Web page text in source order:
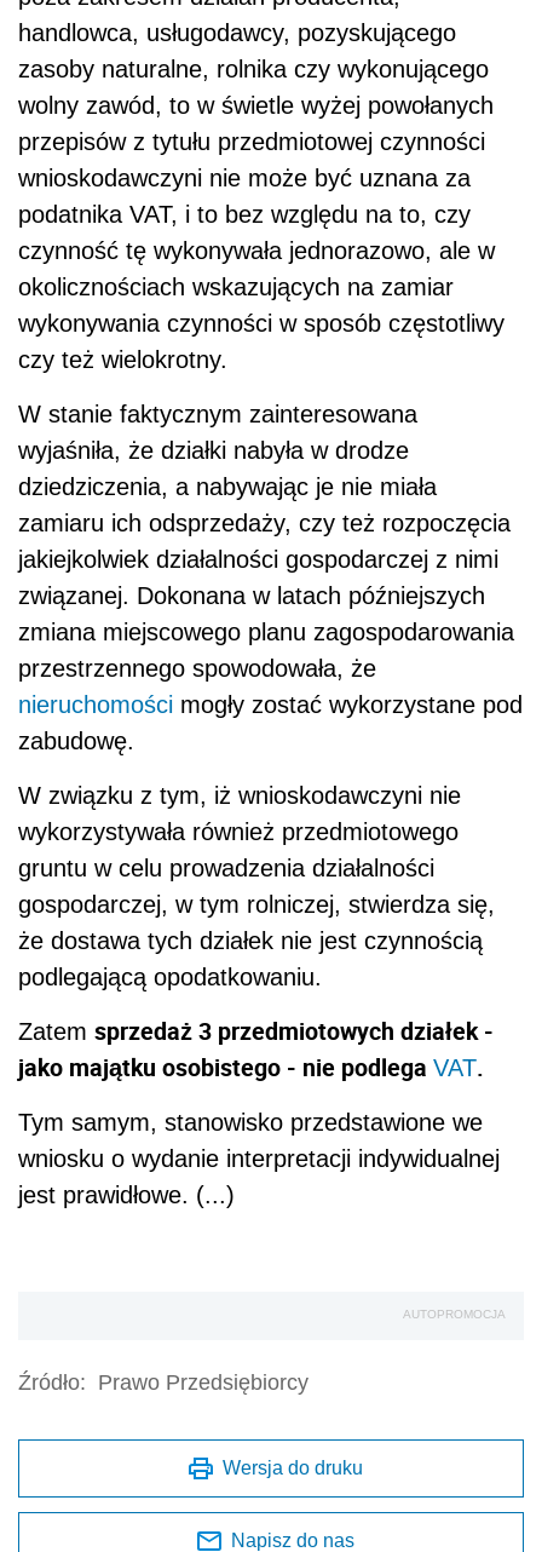
handlowca, usługodawcy, pozyskującego
zasoby naturalne, rolnika czy wykonującego
wolny zawód, to w świetle wyżej powołanych
przepisów z tytułu przedmiotowej czynności
wnioskodawczyni nie może być uznana za
podatnika VAT, i to bez względu na to, czy
czynność tę wykonywała jednorazowo, ale w
okolicznościach wskazujących na zamiar
wykonywania czynności w sposób częstotliwy
czy też wielokrotny.
W stanie faktycznym zainteresowana
wyjaśniła, że działki nabyła w drodze
dziedziczenia, a nabywając je nie miała
zamiaru ich odsprzedaży, czy też rozpoczęcia
jakiejkolwiek działalności gospodarczej z nimi
związanej. Dokonana w latach późniejszych
zmiana miejscowego planu zagospodarowania
przestrzennego spowodowała, że
nieruchomości mogły zostać wykorzystane pod
zabudowę.
W związku z tym, iż wnioskodawczyni nie
wykorzystywała również przedmiotowego
gruntu w celu prowadzenia działalności
gospodarczej, w tym rolniczej, stwierdza się,
że dostawa tych działek nie jest czynnością
podlegającą opodatkowaniu.
Zatem sprzedaż 3 przedmiotowych działek -
jako majątku osobistego - nie podlega VAT.
Tym samym, stanowisko przedstawione we
wniosku o wydanie interpretacji indywidualnej
jest prawidłowe. (...)
AUTOPROMOCJA
Źródło: Prawo Przedsiębiorcy
Wersja do druku
Napisz do nas